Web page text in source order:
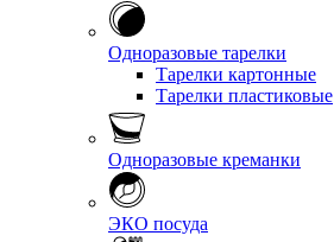
Одноразовые тарелки
Тарелки картонные
Тарелки пластиковые
Одноразовые креманки
ЭКО посуда